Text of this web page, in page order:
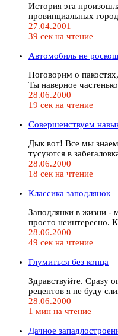
История эта
провинциальных
27.04.2001
39 сек на чтение
Автомобиль не
Поговорим о
Ты наверное
28.06.2000
19 сек на чтение
Совершенствуем
Дык вот! Все мы
тусуются в
28.06.2000
18 сек на чтение
Классика заподлянок
Заподлянки в жизни -
просто неинтересно.
28.06.2000
49 сек на чтение
Глумиться без конца
Здравствуйте. Сразу
рецептов я не буду
28.06.2000
1 мин на чтение
Дачное